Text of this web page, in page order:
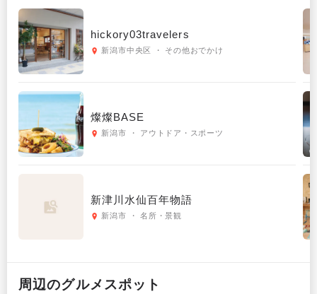
hickory03travelers
新潟市中央区 ・ その他おでかけ
燦燦BASE
新潟市 ・ アウトドア・スポーツ
新津川水仙百年物語
新潟市 ・ 名所・景観
周辺のグルメ スポット